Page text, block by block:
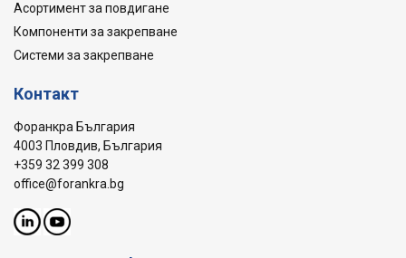
Асортимент за повдигане
Компоненти за закрепване
Системи за закрепване
Контакт
Форанкра България
4003 Пловдив, България
+359 32 399 308
office@forankra.bg